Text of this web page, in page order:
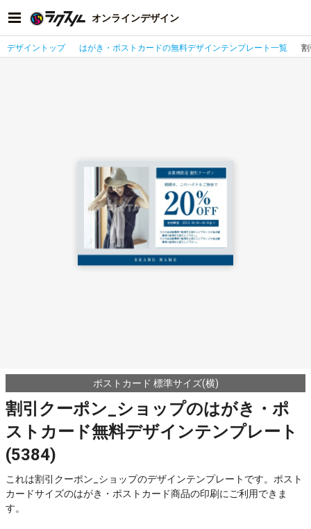
オンラインデザイン
デザイントップ はがき・ポストカードの無料デザインテンプレート一覧 割
ポストカード 標準サイズ(横)
割引クーポン_ショップのはがき・ポ
ストカード無料デザインテンプレート
(5384)
これは割引クーポン_ショップのデザインテンプレートです。ポスト
カードサイズのはがき・ポストカード商品の印刷にご利用できま
す。